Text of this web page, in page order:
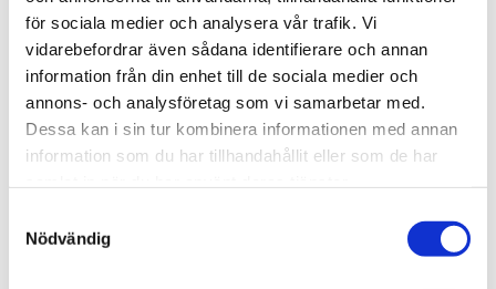
för sociala medier och analysera vår trafik. Vi
vidarebefordrar även sådana identifierare och annan
information från din enhet till de sociala medier och
annons- och analysföretag som vi samarbetar med.
Dessa kan i sin tur kombinera informationen med annan
information som du har tillhandahållit eller som de har
Nödvändig
automatisk
upprullning för
tryckluftslang Ø 10mm
x 15m
3 841kr
automatisk
upprullning för
tryckluftslang Ø 13mm
x 15m